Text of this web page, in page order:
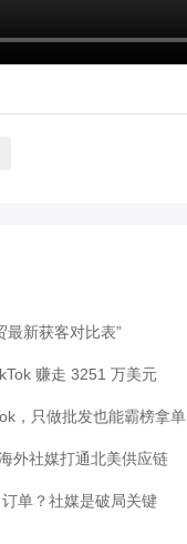
最新获客对比表”
赚走 3251 万美元
，只做批发也能霸榜拿单
外社媒打通北美供应链
单？社媒是破局关键